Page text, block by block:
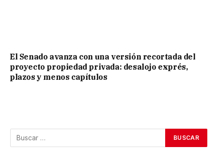
El Senado avanza con una versión recortada del
proyecto propiedad privada: desalojo exprés,
plazos y menos capítulos